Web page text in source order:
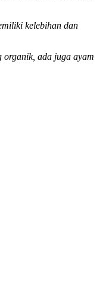
kelebihan dan
organik, ada juga ayam